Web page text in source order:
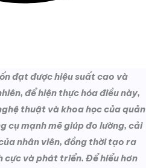
đạt được hiệu suất cao và
để hiện thực hóa điều này,
thuật và khoa học của quản
cụ mạnh mẽ giúp đo lường, cải
nhân viên, đồng thời tạo ra
và phát triển. Để hiểu hơn